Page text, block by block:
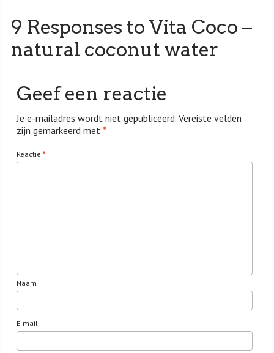
9 Responses to Vita Coco –
natural coconut water
Geef een reactie
Je e-mailadres wordt niet gepubliceerd. Vereiste velden
zijn gemarkeerd met*
Reactie*
Naam
E-mail